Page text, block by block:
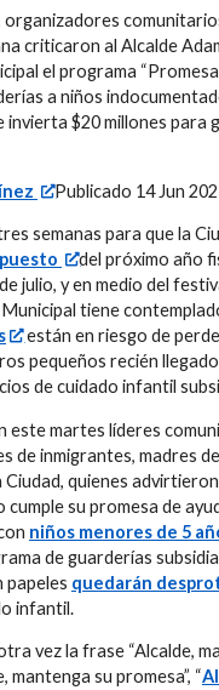
organizadores
criticaron al Alcalde
el programa “Promesa
a niños
invierta $20 millones para
Publicado 14 Jun
semanas para que la
del próximo año
julio, y en medio del
tiene
están en riesgo de
pequeños recién
de cuidado infantil
este martes líderes
de inmigrantes, madres
quienes advirtieron
cumple su promesa de
niños menores de 5
de guarderías
papeles quedarán
infantil.
vez la frase “Alcalde,
mantenga su promesa”, “